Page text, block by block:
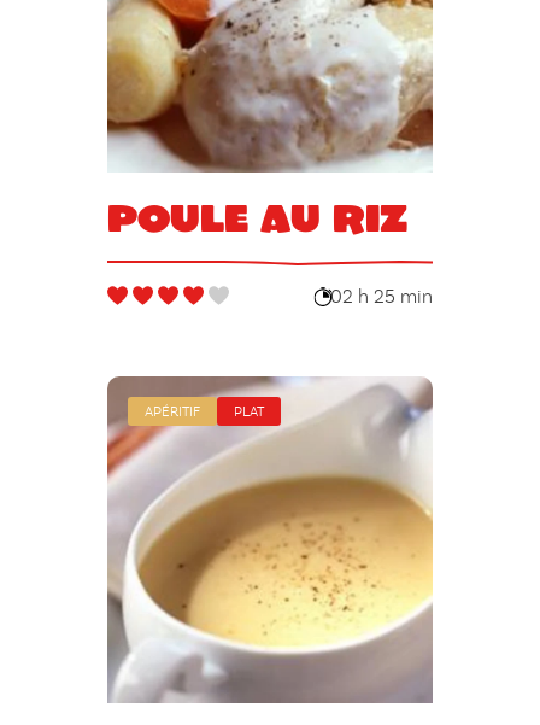
Poule au riz
02 h 25 min
APÉRITIF PLAT